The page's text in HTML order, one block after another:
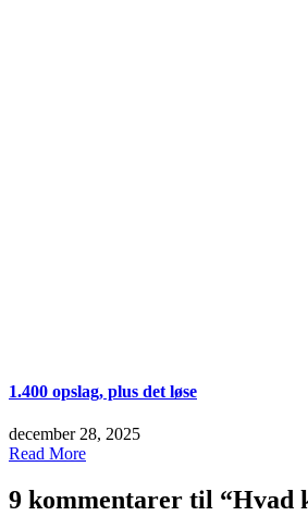
1.400 opslag, plus det løse
december 28, 2025
Read More
9 kommentarer til “Hvad